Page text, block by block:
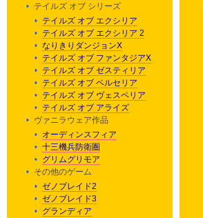
テイルズ オブ シリーズ
テイルズ オブ エクシリア
テイルズ オブ エクシリア 2
なりきりダンジョンX
テイルズ オブ ファンタジアX
テイルズ オブ ゼスティリア
テイルズ オブ ベルセリア
テイルズ オブ ヴェスペリア
テイルズ オブ アライズ
ヴァニラウェア作品
オーディンスフィア
十三機兵防衛圏
グリムグリモア
その他のゲーム
ゼノブレイド2
ゼノブレイド3
グランディア